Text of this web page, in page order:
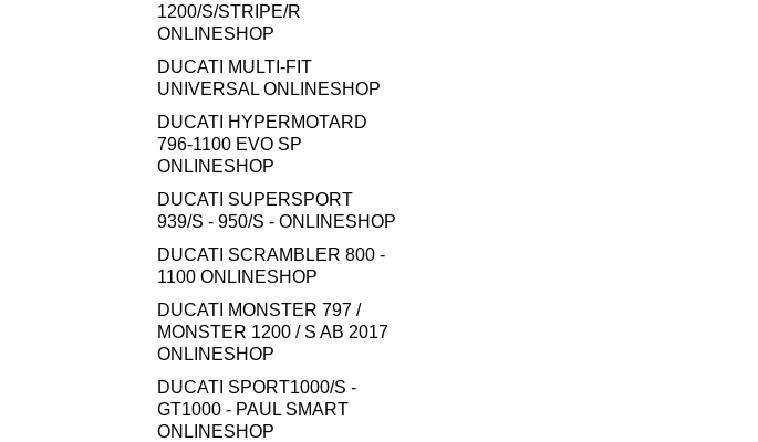
1200/S/STRIPE/R
ONLINESHOP
DUCATI MULTI-FIT
UNIVERSAL ONLINESHOP
DUCATI HYPERMOTARD
796-1100 EVO SP
ONLINESHOP
DUCATI SUPERSPORT
939/S - 950/S - ONLINESHOP
DUCATI SCRAMBLER 800 -
1100 ONLINESHOP
DUCATI MONSTER 797 /
MONSTER 1200 / S AB 2017
ONLINESHOP
DUCATI SPORT1000/S -
GT1000 - PAUL SMART
ONLINESHOP